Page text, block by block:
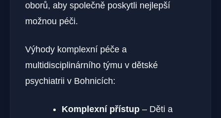
oborů, aby společně poskytli nejlepší
možnou péči.
Výhody komplexní péče a
multidisciplinárního týmu v dětské
psychiatrii v Bohnicích:
Komplexní přístup – Děti a